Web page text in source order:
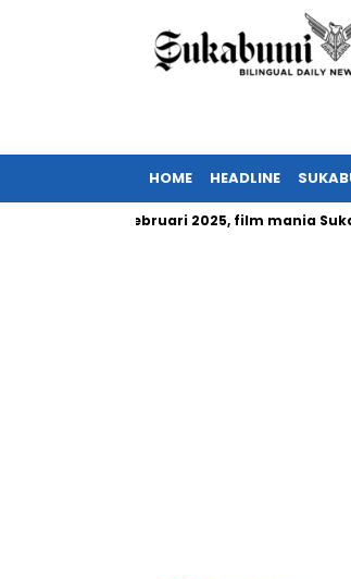
HOME HEADLINE
tayang Februari 2025, film mania Sukabumi